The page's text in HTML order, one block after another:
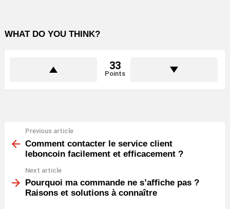
WHAT DO YOU THINK?
33
Points
more
Previous article
Comment contacter le service client
leboncoin facilement et efficacement ?
Next article
Pourquoi ma commande ne s’affiche pas ?
Raisons et solutions à connaître